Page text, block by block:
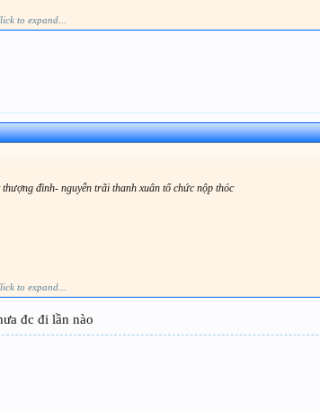
thì cbi đón các bé về nhà nhé, đừng để các bé chờ lâu tội nghiệp
to expand...
đình- nguyễn trãi thanh xuân tổ chức nộp thóc
thì cbi đón các bé về nhà nhé, đừng để các bé chờ lâu tội nghiệp
to expand...
đc đi lần nào